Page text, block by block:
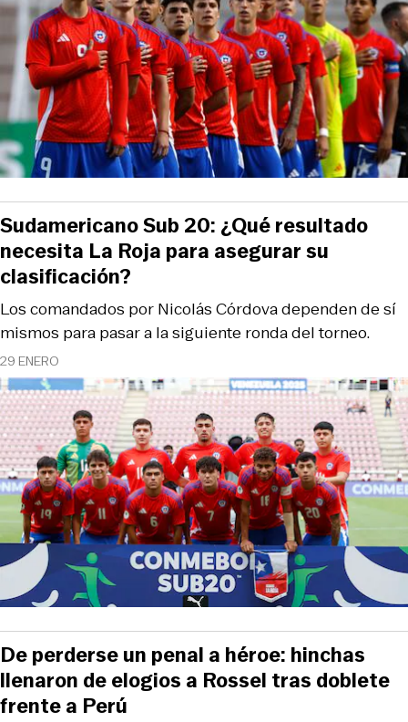
29 ENERO
Los comandados por Nicolás Córdova dependen de sí
mismos para pasar a la siguiente ronda del torneo.
Sudamericano Sub 20: ¿Qué resultado
necesita La Roja para asegurar su
clasificación?
De perderse un penal a héroe: hinchas
llenaron de elogios a Rossel tras doblete
frente a Perú